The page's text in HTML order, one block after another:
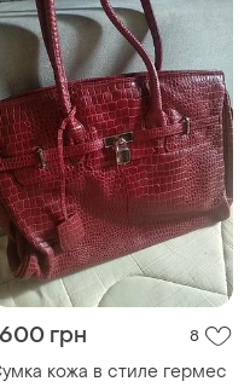
грн 8
кожа в стиле гермес